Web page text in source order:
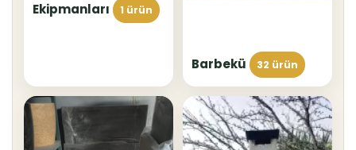
Ekipmanları
1 ürün
Barbekü 32 ürün